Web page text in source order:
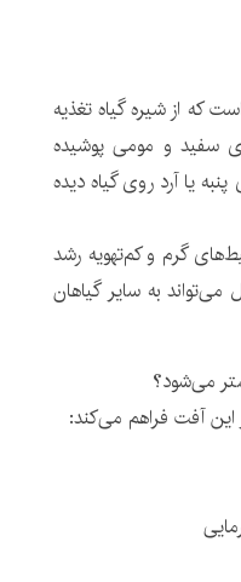
که از شیره گیاه تغذیه
سفید و مومی پوشیده
یا آرد روی گیاه دیده
گرم و کم‌تهویه رشد
به سایر گیاهان
می‌شود؟
این آفت فراهم می‌کند: